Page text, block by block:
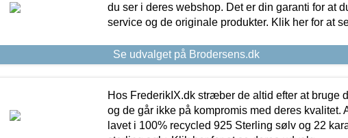
du ser i deres webshop. Det er din garanti for at
service og de originale produkter. Klik her for at
Se udvalget på Brodersens.dk
Hos FrederikIX.dk stræber de altid efter at bruge
og de går ikke på kompromis med deres kvalitet.
lavet i 100% recycled 925 Sterling sølv og 22